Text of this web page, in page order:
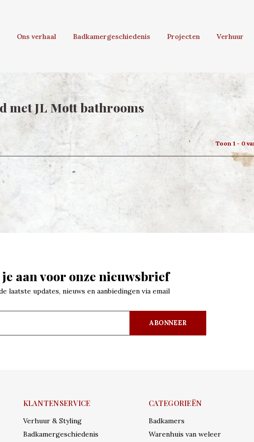
Ons verhaal Badkamergeschiedenis Projecten Verhuur
met JL Mott bathrooms
Toon 1 - 0
aan voor onze nieuwsbrief
laatste updates, nieuws en aanbiedingen via email
ABONNEER
KLANTENSERVICE
Verhuur & Styling
Badkamergeschiedenis
CATEGORIEËN
Badkamers
Warenhuis van weleer